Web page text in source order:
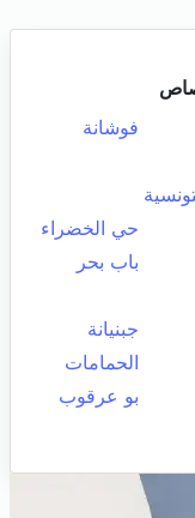
فوشانة
حي الخضراء
باب بحر
جبنيانة
الحمامات
بو عرقوب